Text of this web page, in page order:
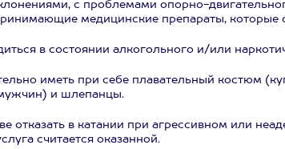
с проблемами опорно-
медицинские препараты, которые
в состоянии алкогольного и/или
иметь при себе плавательный костюм
и шлепанцы.
отказать в катании при агрессивном или
считается оказанной.